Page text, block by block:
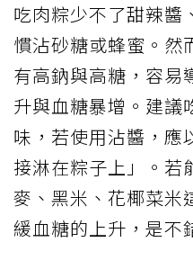
吃肉粽少不了甜辣醬
慣沾砂糖或蜂蜜。然
有高鈉與高糖，容易
升與血糖暴增。建議
味，若使用沾醬，應
接淋在粽子上」。若
麥、黑米、花椰菜米
緩血糖的上升，是不